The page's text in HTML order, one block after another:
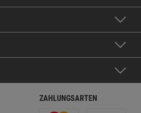
ZAHLUNGSARTEN